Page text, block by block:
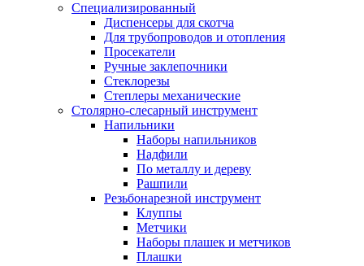
Специализированный
Диспенсеры для скотча
Для трубопроводов и отопления
Просекатели
Ручные заклепочники
Стеклорезы
Степлеры механические
Столярно-слесарный инструмент
Напильники
Наборы напильников
Надфили
По металлу и дереву
Рашпили
Резьбонарезной инструмент
Клуппы
Метчики
Наборы плашек и метчиков
Плашки